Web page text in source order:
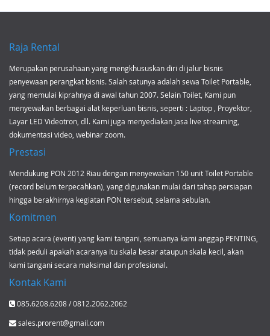
Raja Rental
Merupakan perusahaan yang mengkhususkan diri di jalur bisnis
penyewaan perangkat bisnis. Salah satunya adalahsewa Toilet Portable,
yang memulai kiprahnya di awal tahun 2007. Selain Toilet, Kami pun
menyewakan berbagai alat keperluan bisnis, seperti : Laptop , Proyektor,
Layar LED Videotron, dll. Kami juga menyediakan jasa live streaming,
dokumentasi video, webinar zoom.
Prestasi
Mendukung PON 2012 Riaudengan menyewakan 150 unit Toilet Portable
(record belum terpecahkan), yang digunakan mulai dari tahap persiapan
hingga berakhirnya kegiatan PON tersebut, selama sebulan.
Komitmen
Setiap acara (event) yang kami tangani, semuanya kami anggap PENTING,
tidak peduli apakah acaranya itu skala besar ataupun skala kecil, akan
kami tangani secara maksimal dan profesional.
Kontak Kami
085.6208.6208 / 0812.2062.2062
sales.prorent@gmail.com